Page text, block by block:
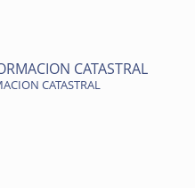
CATASTRAL
CATASTRAL